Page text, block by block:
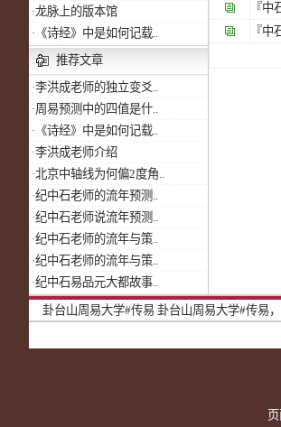
·龙脉上的版本馆
· 《诗经》中是如何记载..
推荐文章
·李洪成老师的独立变爻..
·周易预测中的四值是什..
· 《诗经》中是如何记载..
·李洪成老师介绍
·北京中轴线为何偏2度角..
·纪中石老师的流年预测..
·纪中石老师说流年预测..
·纪中石老师的流年与策..
·纪中石老师的流年与策..
·纪中石易品元大都故事..
『中
『中
卦台山周易大学#传易 卦台山周易大学#传易